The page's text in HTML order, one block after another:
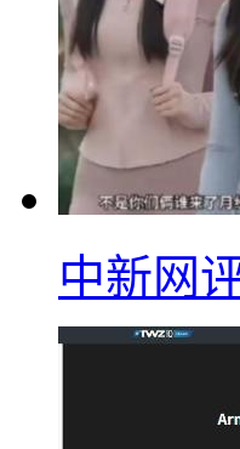
中新网